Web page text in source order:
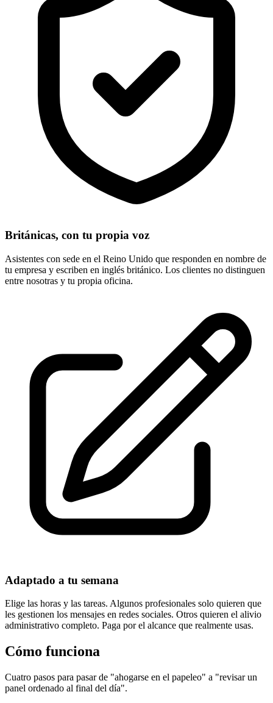
Británicas, con tu propia voz
Asistentes con sede en el Reino Unido que responden en nombre de
tu empresa y escriben en inglés británico. Los clientes no distinguen
entre nosotras y tu propia oficina.
Adaptado a tu semana
Elige las horas y las tareas. Algunos profesionales solo quieren que
les gestionen los mensajes en redes sociales. Otros quieren el alivio
administrativo completo. Paga por el alcance que realmente usas.
Cómo funciona
Cuatro pasos para pasar de "ahogarse en el papeleo" a "revisar un
panel ordenado al final del día".